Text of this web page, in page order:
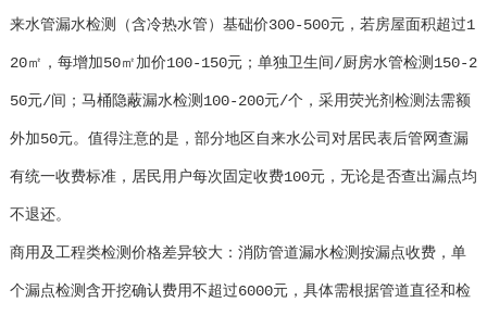
来水管漏水检测（含冷热水管）基础价300-500元，若房屋面积超过1
20㎡，每增加50㎡加价100-150元；单独卫生间/厨房水管检测150-2
50元/间；马桶隐蔽漏水检测100-200元/个，采用荧光剂检测法需额
外加50元。值得注意的是，部分地区自来水公司对居民表后管网查漏
有统一收费标准，居民用户每次固定收费100元，无论是否查出漏点均
不退还。
商用及工程类检测价格差异较大：消防管道漏水检测按漏点收费，单
个漏点检测含开挖确认费用不超过6000元，具体需根据管道直径和检